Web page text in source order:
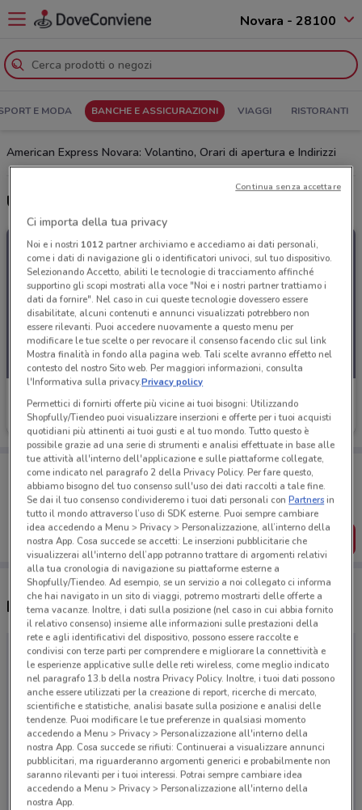
Novara - 28100
E MODA BANCHE E ASSICURAZIONI VIAGGI RISTORANTI
American Express Novara: Volantino, Orari di apertura e Indirizzi
Ultime offerte del volantino American Express
American Express
Scade il 07/09
Porta DoveConviene sempre con te!
Puoi trovare le migliori offerte dei negozi vicino a te,
salvarle e creare la tua lista del risparmio, comodamente
dal tuo cellulare.
SCARICA L’APP
Negozi American Express a Novara
Ci importa della tua privacy
Noi e i nostri 1012partner archiviamo e accediamo ai dati personali,
come i dati di navigazione gli o identificatori univoci, sul tuo dispositivo.
Selezionando Accetto, abiliti le tecnologie di tracciamento affinché
supportino gli scopi mostrati alla voce "Noi e i nostri partner trattiamo i
dati da fornire". Nel caso in cui queste tecnologie dovessero essere
disabilitate, alcuni contenuti e annunci visualizzati potrebbero non
essere rilevanti. Puoi accedere nuovamente a questo menu per
modificare le tue scelte o per revocare il consenso facendo clic sul link
Mostra finalità in fondo alla pagina web. Tali scelte avranno effetto nel
contesto del nostro Sito web. Per maggiori informazioni, consulta
l'Informativa sulla privacy.Privacy policy
Permettici di fornirti offerte più vicine ai tuoi bisogni: Utilizzando
Shopfully/Tiendeo puoi visualizzare inserzioni e offerte per i tuoi acquisti
quotidiani più attinenti ai tuoi gusti e al tuo mondo. Tutto questo è
possibile grazie ad una serie di strumenti e analisi effettuate in base alle
tue attività all'interno dell'applicazione e sulle piattaforme collegate,
come indicato nel paragrafo 2 della Privacy Policy. Per fare questo,
abbiamo bisogno del tuo consenso sull'uso dei dati raccolti a tale fine.
Se dai il tuo consenso condivideremo i tuoi dati personali conPartnersin
tutto il mondo attraverso l’uso di SDK esterne. Puoi sempre cambiare
idea accedendo a Menu > Privacy > Personalizzazione, all’interno della
nostra App. Cosa succede se accetti: Le inserzioni pubblicitarie che
visualizzerai all'interno dell’app potranno trattare di argomenti relativi
alla tua cronologia di navigazione su piattaforme esterne a
Shopfully/Tiendeo. Ad esempio, se un servizio a noi collegato ci informa
che hai navigato in un sito di viaggi, potremo mostrarti delle offerte a
tema vacanze. Inoltre, i dati sulla posizione (nel caso in cui abbia fornito
il relativo consenso) insieme alle informazioni sulle prestazioni della
rete e agli identificativi del dispositivo, possono essere raccolte e
condivisi con terze parti per comprendere e migliorare la connettività e
le esperienze applicative sulle delle reti wireless, come meglio indicato
nel paragrafo 13.b della nostra Privacy Policy. Inoltre, i tuoi dati possono
anche essere utilizzati per la creazione di report, ricerche di mercato,
scientifiche e statistiche, analisi basate sulla posizione e analisi delle
tendenze. Puoi modificare le tue preferenze in qualsiasi momento
accedendo a Menu > Privacy > Personalizzazione all'interno della
nostra App. Cosa succede se rifiuti: Continuerai a visualizzare annunci
pubblicitari, ma riguarderanno argomenti generici e probabilmente non
saranno rilevanti per i tuoi interessi. Potrai sempre cambiare idea
accedendo a Menu > Privacy > Personalizzazione all'interno della
nostra App.
Continua senza accettare